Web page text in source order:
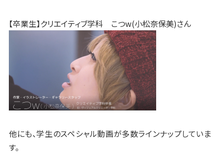
【卒業生】クリエイティブ学科 こつw(小松奈保美)さん
他にも、学生のスペシャル動画が多数ラインナップしていま
す。